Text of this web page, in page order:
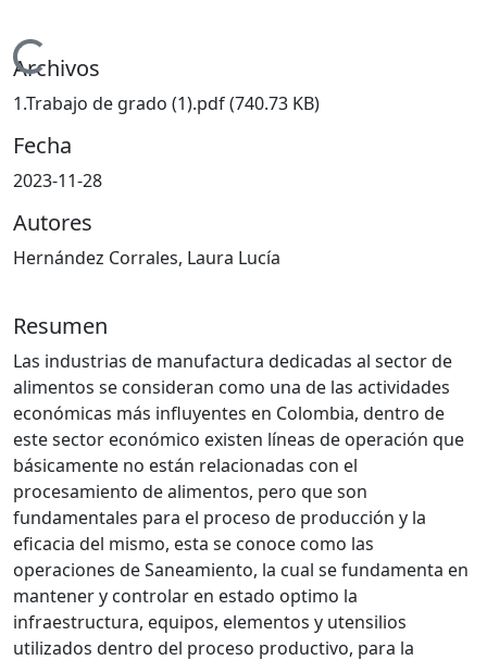
Cargando...
Archivos
1.Trabajo de grado (1).pdf(740.73 KB)
Fecha
2023-11-28
Autores
Hernández Corrales, Laura Lucía
Resumen
Las industrias de manufactura dedicadas al sector de
alimentos se consideran como una de las actividades
económicas más influyentes en Colombia, dentro de
este sector económico existen líneas de operación que
básicamente no están relacionadas con el
procesamiento de alimentos, pero que son
fundamentales para el proceso de producción y la
eficacia del mismo, esta se conoce como las
operaciones de Saneamiento, la cual se fundamenta en
mantener y controlar en estado optimo la
infraestructura, equipos, elementos y utensilios
utilizados dentro del proceso productivo, para la